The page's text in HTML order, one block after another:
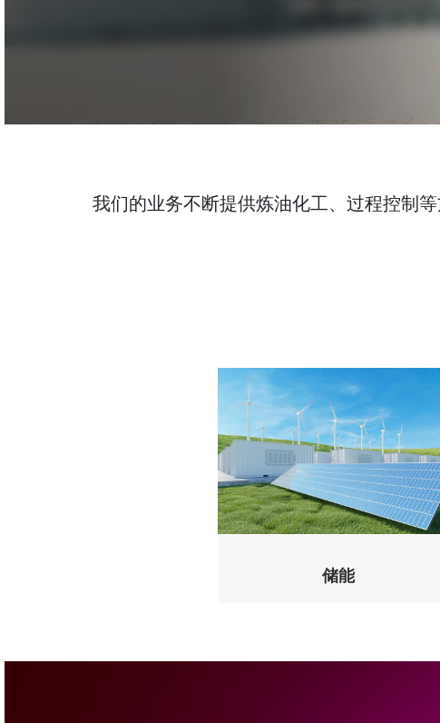
我们的业务不断提供炼油化工、过程控制
储能